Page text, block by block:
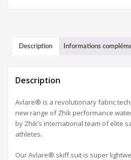
Description Informations
Description
Avlare® is a revolutionary fabric
new range of Zhik performance
by Zhik’s international team of elite
athletes.
Our Avlare® skiff suit is super